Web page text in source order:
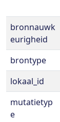
bronnauwk
eurigheid
brontype
lokaal_id
mutatietyp
e